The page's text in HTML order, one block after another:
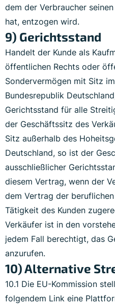
dem der Verbraucher
hat, entzogen wird.
9) Gerichtsstand
Handelt der Kunde als
öffentlichen Rechts oder
Sondervermögen mit Sitz
Bundesrepublik
Gerichtsstand für alle
der Geschäftssitz des
Sitz außerhalb des
Deutschland, so ist der
ausschließlicher
diesem Vertrag, wenn der
dem Vertrag der
Tätigkeit des Kunden
Verkäufer ist in den
jedem Fall berechtigt, das
anzurufen.
10) Alternative
10.1 Die EU-Kommission
folgendem Link eine